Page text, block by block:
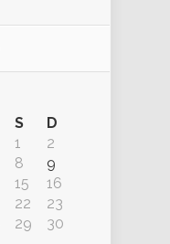
S
D
1
2
8
9
15
16
22
23
29
30